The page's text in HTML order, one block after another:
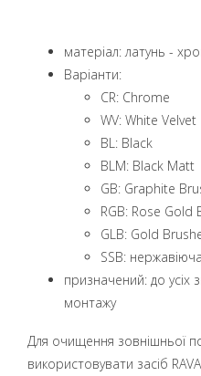
матеріал: латунь -
Варіанти:
CR: Chrome
WV: White Velvet
BL: Black
BLM: Black Matt
GB: Graphite
RGB: Rose Gold
GLB: Gold
SSB:
призначений: до усіх
монтажу
Для очищення зовнішньої
використовувати засіб